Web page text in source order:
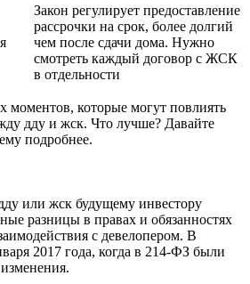
Закон регулирует предоставление
рассрочки на срок, более долгий
чем после сдачи дома. Нужно
смотреть каждый договор с ЖСК
в отдельности
моментов, которые могут повлиять
дду и жск. Что лучше? Давайте
подробнее.
или жск будущему инвестору
разницы в правах и обязанностях
с девелопером. В
2017 года, когда в 214-ФЗ были